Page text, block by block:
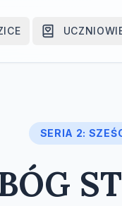
SERIA 2: